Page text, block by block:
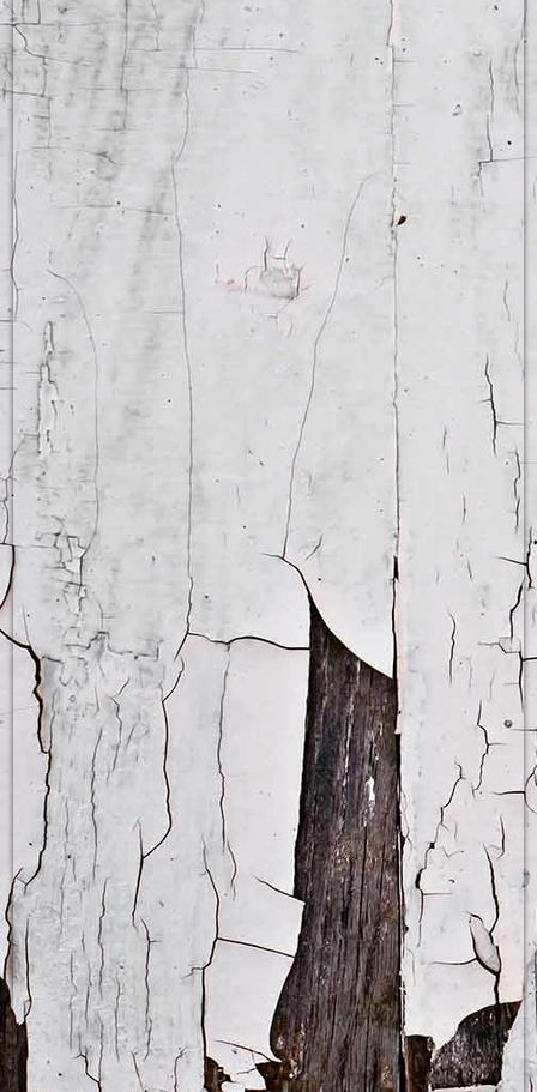
Lockere Atmosphäre am Nachmittag bei Minigolf